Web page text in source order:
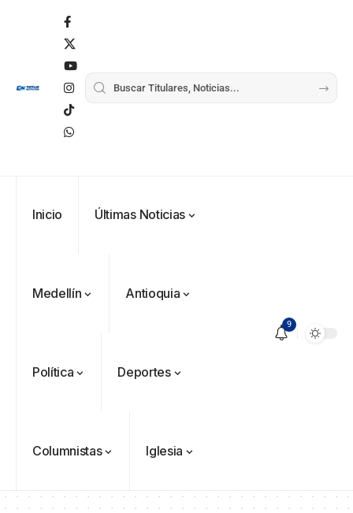
Inicio Últimas Noticias
Medellín Antioquia
Política Deportes
Columnistas Iglesia
9